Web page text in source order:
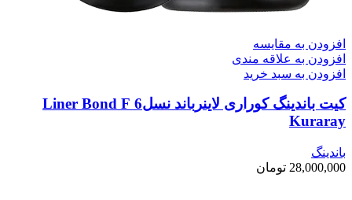
افزودن به مقایسه
افزودن به علاقه مندی
افزودن به سبد خرید
کیت باندینگ کوراری لاینرباند نسل6 Liner Bond F
Kuraray
باندینگ
28,000,000 تومان